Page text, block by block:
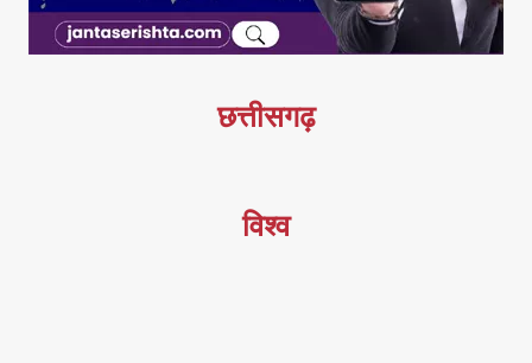
छत्तीसगढ़
विश्व